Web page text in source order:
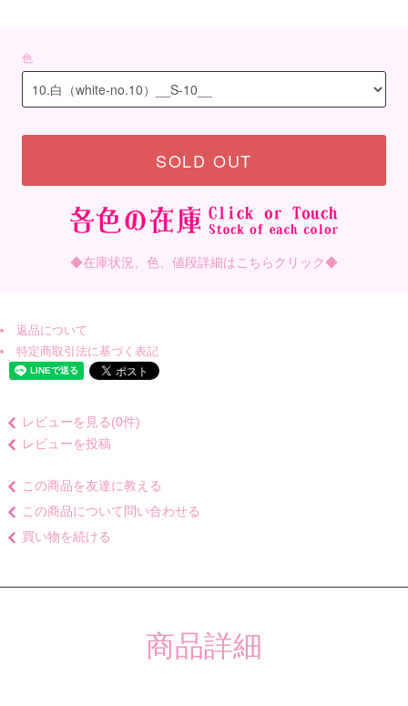
色
SOLD OUT
◆在庫状況、色、値段詳細はこちらクリック◆
返品について
特定商取引法に基づく表記
レビューを見る(0件)
レビューを投稿
この商品を友達に教える
この商品について問い合わせる
買い物を続ける
商品詳細